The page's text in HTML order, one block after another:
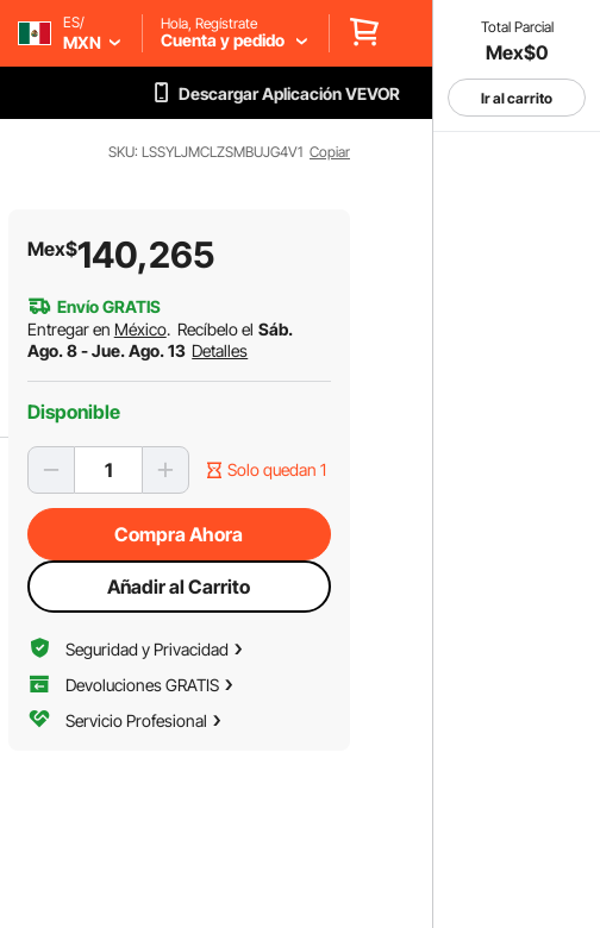
Total Parcial
Mex$0
Ir al carrito
ES/
MXN
Hola, Regístrate
Cuenta y pedido
Descargar Aplicación VEVOR
SKU: LSSYLJMCLZSMBUJG4V1 Copiar
Mex$140,265
Envío GRATIS
Entregar en México. Recíbelo el Sáb.
Ago. 8 - Jue. Ago. 13 Detalles
Disponible
Solo quedan 1
Compra Ahora
Añadir al Carrito
Seguridad y Privacidad
Devoluciones GRATIS
Servicio Profesional